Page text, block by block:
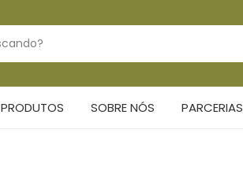
PRODUTOS SOBRE NÓS PARCERIAS